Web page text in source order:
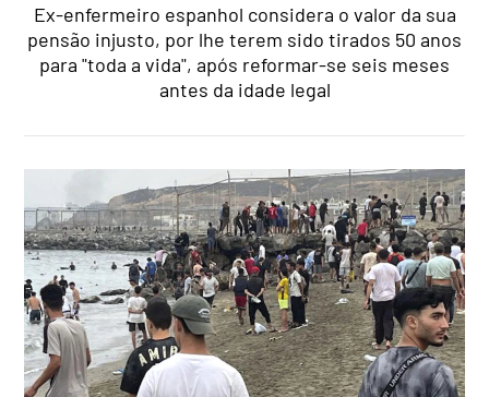
Ex-enfermeiro espanhol considera o valor da sua
pensão injusto, por lhe terem sido tirados 50 anos
para "toda a vida", após reformar-se seis meses
antes da idade legal